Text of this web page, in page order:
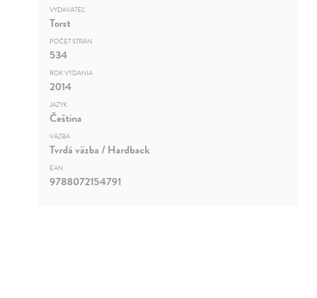
VYDAVATEĽ
Torst
POČET STRÁN
534
ROK VYDANIA
2014
JAZYK
Čeština
VÄZBA
Tvrdá väzba / Hardback
EAN
9788072154791